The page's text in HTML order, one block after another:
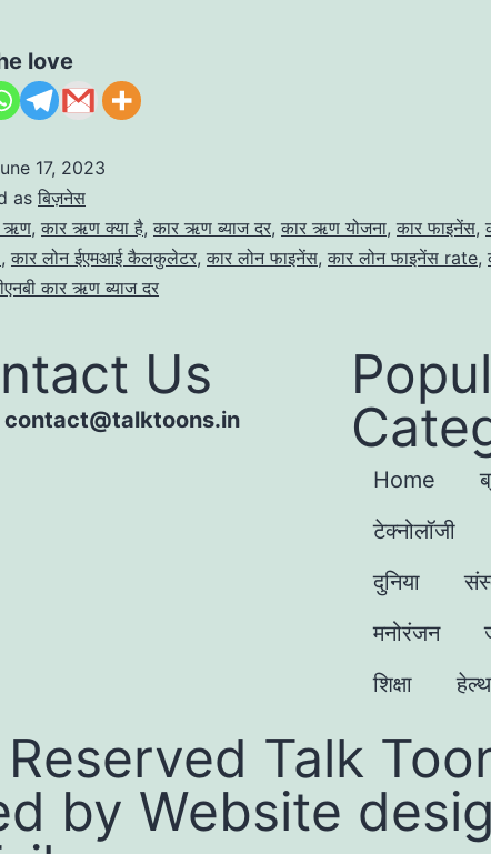
love
17, 2023
as बिज़नेस
ऋण, कार ऋण क्या है, कार ऋण ब्याज दर, कार ऋण योजना, कार फाइनेंस,
, कार लोन ईएमआई कैलकुलेटर, कार लोन फाइनेंस, कार लोन फाइनेंस rate,
कार ऋण ब्याज दर
Us
contact@talktoons.in
Home
टेक्नोलॉजी
दुनिया
मनोरंजन
शिक्षा
हेल्थ
Talk
by Website